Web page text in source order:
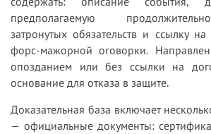
предполагаемую
затронутых обязательств и ссылку
форс-мажорной оговорки.
опозданием или без ссылки на
основание для отказа в защите.
Доказательная база включает
— официальные документы: